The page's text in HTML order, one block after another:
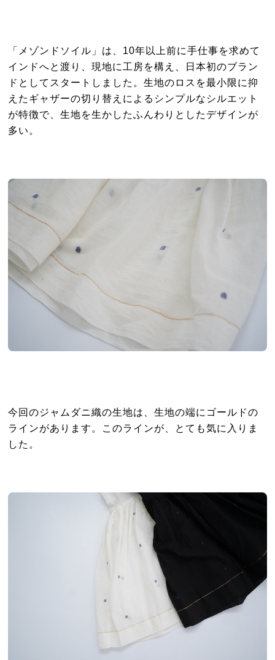
「メゾンドソイル」は、10年以上前に手仕事を求めて
インドへと渡り、現地に工房を構え、日本初のブラン
ドとしてスタートしました。生地のロスを最小限に抑
えたギャザーの切り替えによるシンプルなシルエット
が特徴で、生地を生かしたふんわりとしたデザインが
多い。
今回のジャムダニ織の生地は、生地の端にゴールドの
ラインがあります。このラインが、とても気に入りま
した。